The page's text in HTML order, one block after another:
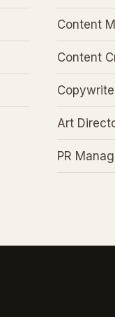
Content
Content
Art
PR